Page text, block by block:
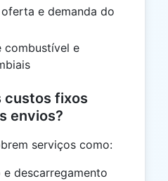
e demanda do
combustível e
custos fixos
envios?
serviços como:
e descarregamento